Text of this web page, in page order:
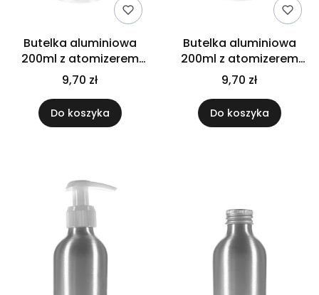
Butelka aluminiowa
200ml z atomizerem
białym
9,70 zł
Do koszyka
Butelka aluminiowa
200ml z atomizerem
czarnym
9,70 zł
Do koszyka